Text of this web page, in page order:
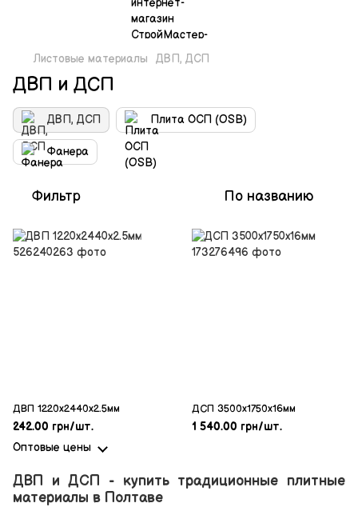
Листовые материалы ДВП, ДСП
ДВП и ДСП
ДВП, ДСП Плита ОСП (OSB)
Фанера
Фильтр По названию
ДВП 1220х2440х2.5мм
242.00 грн/шт.
Оптовые цены
ДСП 3500х1750х16мм
1 540.00 грн/шт.
ДВП и ДСП - купить традиционные плитные
материалы в Полтаве